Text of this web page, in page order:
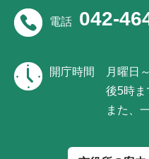
電話 042-
開庁時間
月曜日
後5時ま
また、